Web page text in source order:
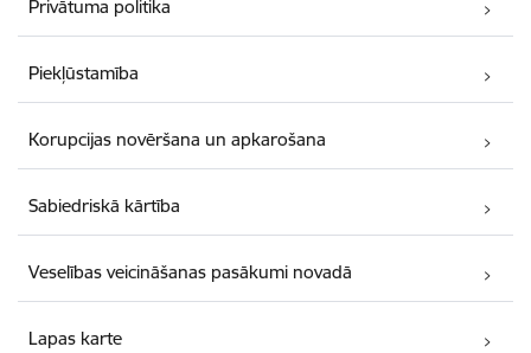
Privātuma politika
Piekļūstamība
Korupcijas novēršana un apkarošana
Sabiedriskā kārtība
Veselības veicināšanas pasākumi novadā
Lapas karte